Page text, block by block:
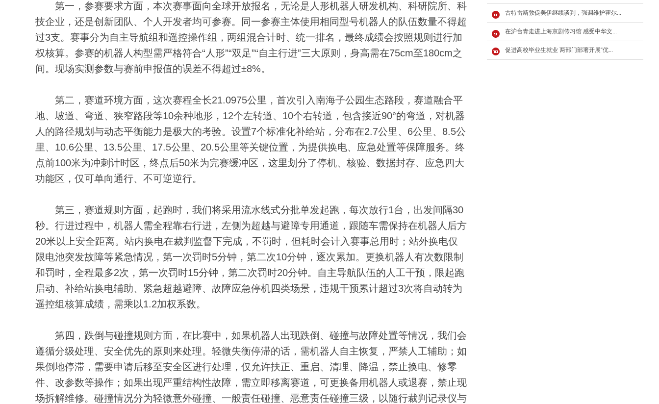
第一，参赛要求方面，本次赛事面向全球开放报名，无论是人形机器人研发机构、科研院所、科
技企业，还是创新团队、个人开发者均可参赛。同一参赛主体使用相同型号机器人的队伍数量不得超
过3支。赛事分为自主导航组和遥控操作组，两组混合计时、统一排名，最终成绩会按照规则进行加
权核算。参赛的机器人构型需严格符合“人形”“双足”“自主行进”三大原则，身高需在75cm至180cm之
间。现场实测参数与赛前申报值的误差不得超过±8%。
第二，赛道环境方面，这次赛程全长21.0975公里，首次引入南海子公园生态路段，赛道融合平
地、坡道、弯道、狭窄路段等10余种地形，12个左转道、10个右转道，包含接近90°的弯道，对机器
人的路径规划与动态平衡能力是极大的考验。设置7个标准化补给站，分布在2.7公里、6公里、8.5公
里、10.6公里、13.5公里、17.5公里、20.5公里等关键位置，为提供换电、应急处置等保障服务。终
点前100米为冲刺计时区，终点后50米为完赛缓冲区，这里划分了停机、核验、数据封存、应急四大
功能区，仅可单向通行、不可逆逆行。
第三，赛道规则方面，起跑时，我们将采用流水线式分批单发起跑，每次放行1台，出发间隔30
秒。行进过程中，机器人需全程靠右行进，左侧为超越与避障专用通道，跟随车需保持在机器人后方
20米以上安全距离。站内换电在裁判监督下完成，不罚时，但耗时会计入赛事总用时；站外换电仅
限电池突发故障等紧急情况，第一次罚时5分钟，第二次10分钟，逐次累加。更换机器人有次数限制
和罚时，全程最多2次，第一次罚时15分钟，第二次罚时20分钟。自主导航队伍的人工干预，限起跑
启动、补给站换电辅助、紧急超越避障、故障应急停机四类场景，违规干预累计超过3次将自动转为
遥控组核算成绩，需乘以1.2加权系数。
第四，跌倒与碰撞规则方面，在比赛中，如果机器人出现跌倒、碰撞与故障处置等情况，我们会
遵循分级处理、安全优先的原则来处理。轻微失衡停滞的话，需机器人自主恢复，严禁人工辅助；如
果倒地停滞，需要申请后移至安全区进行处理，仅允许扶正、重启、清理、降温，禁止换电、修零
件、改参数等操作；如果出现严重结构性故障，需立即移离赛道，可更换备用机器人或退赛，禁止现
场拆解维修。碰撞情况分为轻微意外碰撞、一般责任碰撞、恶意责任碰撞三级，以随行裁判记录仪与
古特雷斯敦促美伊继续谈判，强调维护霍尔...
在沪台青走进上海京剧传习馆 感受中华文...
促进高校毕业生就业 两部门部署开展“优...